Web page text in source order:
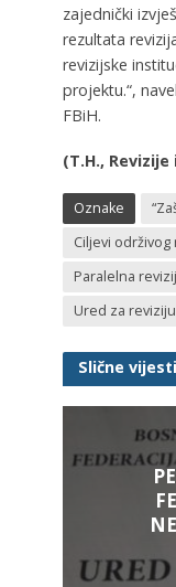
zajednički
rezultata
revizijske
projektu.“,
FBiH.
(T.H.,
Oznake
Ciljevi održivog
Paralelna
Ured za
Slične vijesti